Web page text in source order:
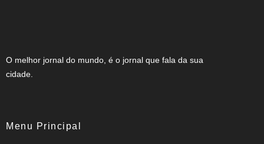
O melhor jornal do mundo, é o jornal que fala da sua
cidade.
Menu Principal